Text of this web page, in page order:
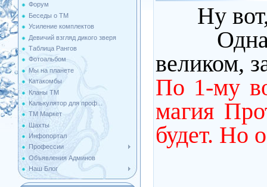
Форум
Беседы о ТМ
Усиление комплектов
Девичий взгляд дикого зверя
Таблица Рангов
Фотоальбом
Мы на планете
Катакомбы
Кланы ТМ
Калькулятор для проф...
ТМ Маркет
Шахты
Инфопортал
Профессии
Объявления Админов
Наш Блог
Ну вот,
великом,
По 1-му
магия
будет. Но